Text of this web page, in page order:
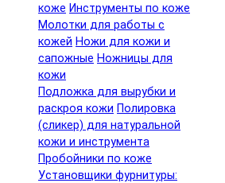
коже Инструменты по коже
Молотки для работы с
кожей Ножи для кожи и
сапожные Ножницы для
кожи
Подложка для вырубки и
раскроя кожи Полировка
(сликер) для натуральной
кожи и инструмента
Пробойники по коже
Установщики фурнитуры: